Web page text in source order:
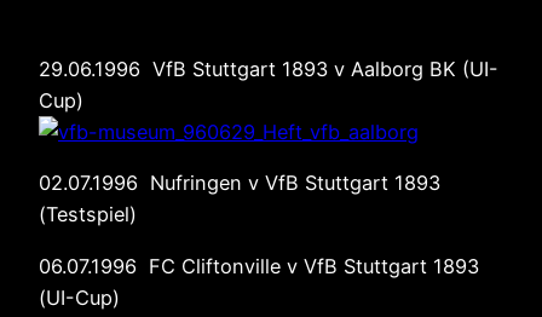
29.06.1996 VfB Stuttgart 1893 v Aalborg BK (UI-
Cup)
02.07.1996 Nufringen v VfB Stuttgart 1893
(Testspiel)
06.07.1996 FC Cliftonville v VfB Stuttgart 1893
(UI-Cup)